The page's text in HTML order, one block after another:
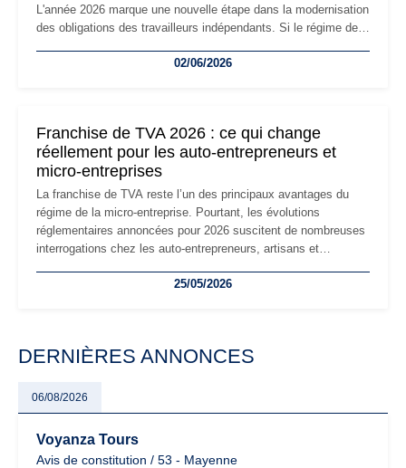
L'année 2026 marque une nouvelle étape dans la modernisation
des obligations des travailleurs indépendants. Si le régime de
les auto-entrepreneurs devront s'adapter à un environnement
02/06/2026
Franchise de TVA 2026 : ce qui change
réellement pour les auto-entrepreneurs et
micro-entreprises
La franchise de TVA reste l’un des principaux avantages du
régime de la micro-entreprise. Pourtant, les évolutions
réglementaires annoncées pour 2026 suscitent de nombreuses
interrogations chez les auto-entrepreneurs, artisans et
facturation ou risque de bascule vers la TVA : les règles
25/05/2026
DERNIÈRES ANNONCES
06/08/2026
Voyanza Tours
Avis de constitution / 53 - Mayenne